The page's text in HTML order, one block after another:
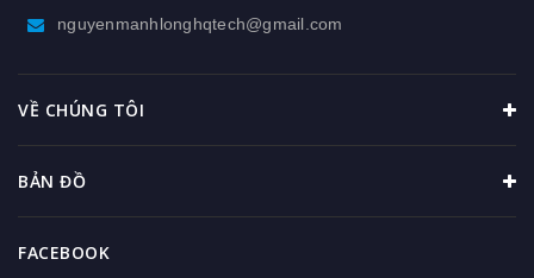
nguyenmanhlonghqtech@gmail.com
VỀ CHÚNG TÔI
BẢN ĐỒ
FACEBOOK